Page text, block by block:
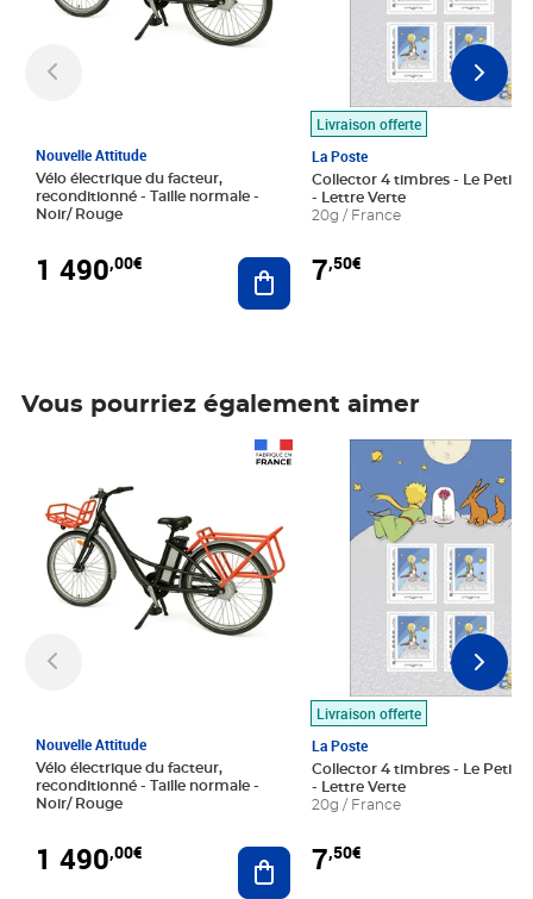
Nouvelle Attitude
Vélo électrique du facteur,
reconditionné - Taille normale -
Noir/ Rouge
1 490,00€ Ajouter au panier
Livraison offerte
La Poste
Collector 4 timbres - Le Petit
- Lettre Verte
20g / France
7,50€
Vous pourriez également aimer
Nouvelle Attitude
Vélo électrique du facteur,
reconditionné - Taille normale -
Noir/ Rouge
1 490,00€ Ajouter au panier
Livraison offerte
La Poste
Collector 4 timbres - Le Petit
- Lettre Verte
20g / France
7,50€
Prix 7,50€